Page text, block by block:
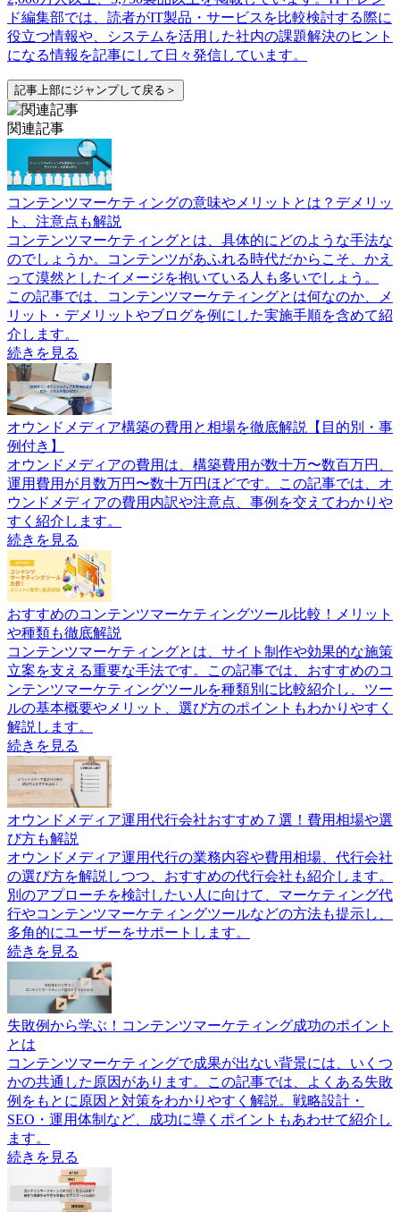
ド編集部では、読者がIT製品・サービスを比較検討する際に
役立つ情報や、システムを活用した社内の課題解決のヒント
になる情報を記事にして日々発信しています。
記事上部にジャンプして戻る＞
関連記事
コンテンツマーケティングの意味やメリットとは？デメリッ
ト、注意点も解説
コンテンツマーケティングとは、具体的にどのような手法な
のでしょうか。コンテンツがあふれる時代だからこそ、かえ
って漠然としたイメージを抱いている人も多いでしょう。
この記事では、コンテンツマーケティングとは何なのか、メ
リット・デメリットやブログを例にした実施手順を含めて紹
介します。
続きを見る
オウンドメディア構築の費用と相場を徹底解説【目的別・事
例付き】
オウンドメディアの費用は、構築費用が数十万〜数百万円、
運用費用が月数万円〜数十万円ほどです。この記事では、オ
ウンドメディアの費用内訳や注意点、事例を交えてわかりや
すく紹介します。
続きを見る
おすすめのコンテンツマーケティングツール比較！メリット
や種類も徹底解説
コンテンツマーケティングとは、サイト制作や効果的な施策
立案を支える重要な手法です。この記事では、おすすめのコ
ンテンツマーケティングツールを種類別に比較紹介し、ツー
ルの基本概要やメリット、選び方のポイントもわかりやすく
解説します。
続きを見る
オウンドメディア運用代行会社おすすめ７選！費用相場や選
び方も解説
オウンドメディア運用代行の業務内容や費用相場、代行会社
の選び方を解説しつつ、おすすめの代行会社も紹介します。
別のアプローチを検討したい人に向けて、マーケティング代
行やコンテンツマーケティングツールなどの方法も提示し、
多角的にユーザーをサポートします。
続きを見る
失敗例から学ぶ！コンテンツマーケティング成功のポイント
とは
コンテンツマーケティングで成果が出ない背景には、いくつ
かの共通した原因があります。この記事では、よくある失敗
例をもとに原因と対策をわかりやすく解説。戦略設計・
SEO・運用体制など、成功に導くポイントもあわせて紹介し
ます。
続きを見る